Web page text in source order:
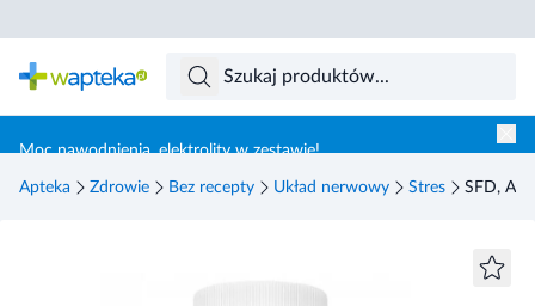
Moc nawodnienia, elektrolity w zestawie!
Apteka Zdrowie Bez recepty Układ nerwowy Stres SFD,